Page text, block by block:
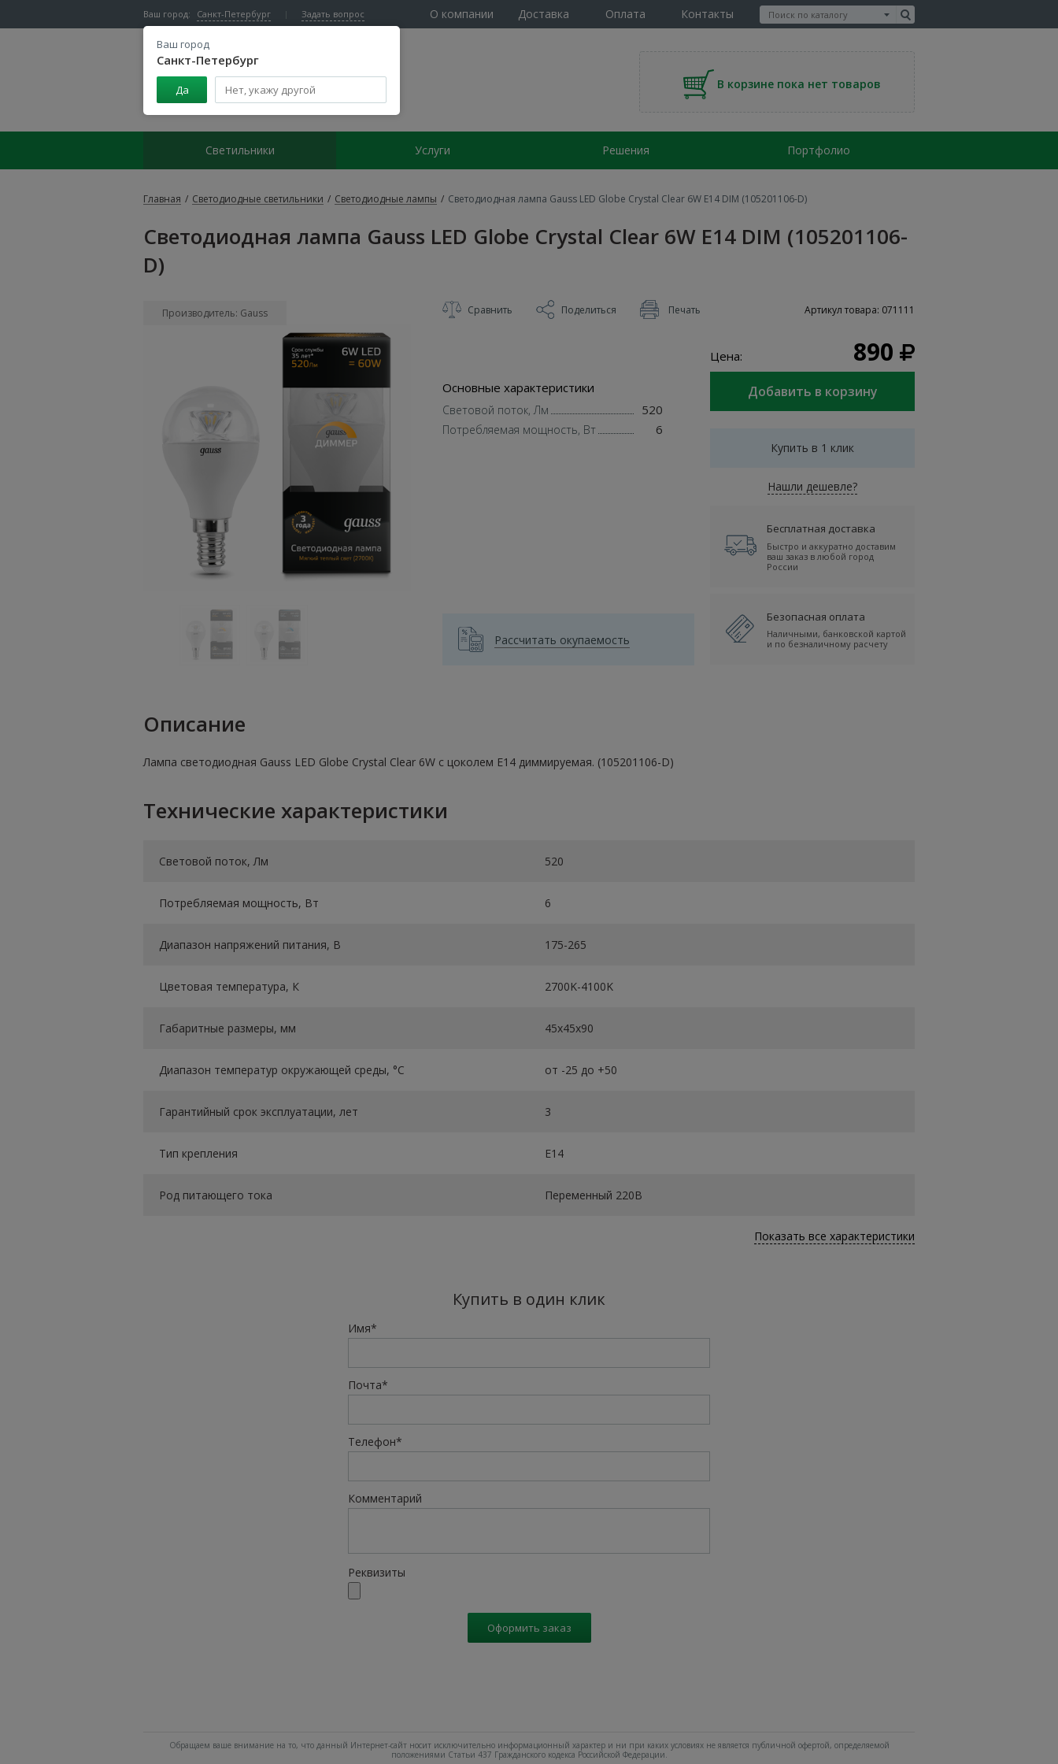
Ваш город: Санкт-Петербург
Ваш город
Санкт-Петербург
Да
Задать вопрос О компании Доставка Оплата Контакты
Центр светодиодного освещения
В корзине пока нет товаров
Светильники Услуги Решения Портфолио
Главная / Светодиодные светильники / Светодиодные лампы / Светодиодная лампа Gauss LED Globe Crystal Clear 6W E14 DIM (105201106-D)
Светодиодная лампа Gauss LED Globe Crystal Clear 6W E14 DIM (105201106-
D)
Производитель: Gauss Сравнить Поделиться Печать Артикул товара: 071111
Основные характеристики
Световой поток, Лм 520
Потребляемая мощность, Вт 6
Рассчитать окупаемость
Цена: 890
Купить в 1 клик
Нашли дешевле?
Бесплатная доставка
Быстро и аккуратно доставим
ваш заказ в любой город
России
Безопасная оплата
Наличными, банковской картой
и по безналичному расчету
Описание
Лампа светодиодная Gauss LED Globe Crystal Clear 6W с цоколем E14 диммируемая. (105201106-D)
Технические характеристики
Световой поток, Лм 520
Потребляемая мощность, Вт 6
Диапазон напряжений питания, В 175-265
Цветовая температура, К 2700K-4100K
Габаритные размеры, мм 45х45х90
Диапазон температур окружающей среды, °C от -25 до +50
Гарантийный срок эксплуатации, лет 3
Тип крепления Е14
Род питающего тока Переменный 220В
Показать все характеристики
Купить в один клик
Имя*
Почта*
Телефон*
Комментарий
Реквизиты
Оформить заказ
Обращаем ваше внимание на то, что данный Интернет-сайт носит исключительно информационный характер и ни при каких условиях не является публичной офертой, определяемой
положениями Статьи 437 Гражданского кодекса Российской Федерации.